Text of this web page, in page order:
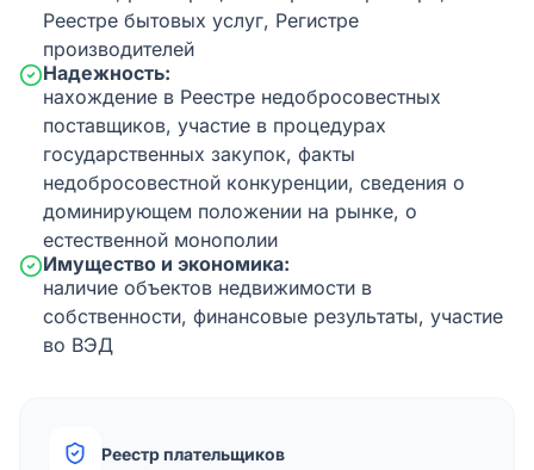
Реестре бытовых услуг, Регистре
производителей
Надежность:
нахождение в Реестре недобросовестных
поставщиков, участие в процедурах
государственных закупок, факты
недобросовестной конкуренции, сведения о
доминирующем положении на рынке, о
естественной монополии
Имущество и экономика:
наличие объектов недвижимости в
собственности, финансовые результаты, участие
во ВЭД
Реестр плательщиков